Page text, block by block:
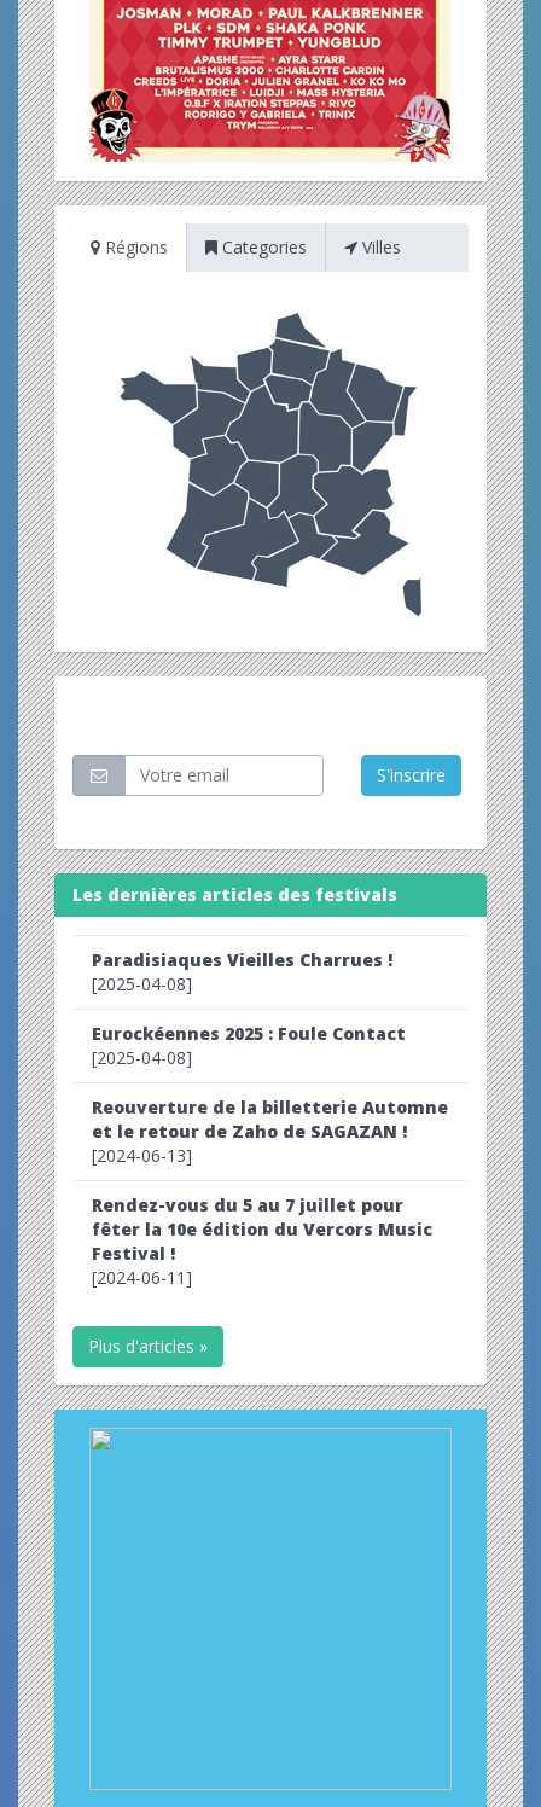
Régions Categories Villes
S'inscrire
Les dernières articles des festivals
Paradisiaques Vieilles Charrues !
[2025-04-08]
Eurockéennes 2025 : Foule Contact
[2025-04-08]
Reouverture de la billetterie Automne
et le retour de Zaho de SAGAZAN !
[2024-06-13]
Rendez-vous du 5 au 7 juillet pour
fêter la 10e édition du Vercors Music
Festival !
[2024-06-11]
Plus d'articles »